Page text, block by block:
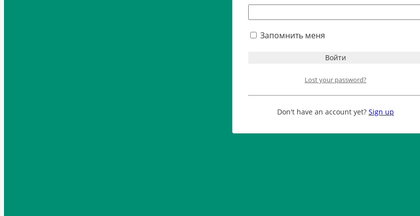
Запомнить меня
Lost your password?
Don't have an account yet? Sign up